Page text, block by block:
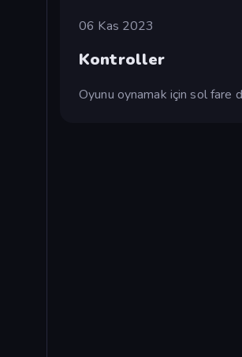
06 Kas 2023
Kontroller
Oyunu oynamak için sol fare